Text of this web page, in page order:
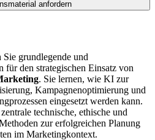
grundlegende und
für den strategischen Einsatz von
. Sie lernen, wie KI zur
Kampagnenoptimierung und
eingesetzt werden kann.
technische, ethische und
zur erfolgreichen Planung
im Marketingkontext.